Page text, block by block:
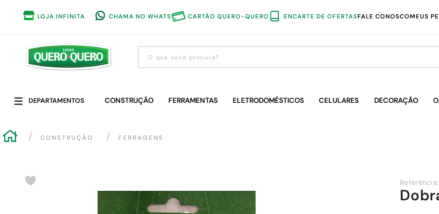
LOJA INFINITA CHAMA NO WHATS CARTÃO QUERO-QUERO ENCARTE DE OFERTASFALE CONOSCOMEUS
O que você procura?
DEPARTAMENTOS CONSTRUÇÃO FERRAMENTAS ELETRODOMÉSTICOS CELULARES DECORAÇÃO
CONSTRUÇÃO FERRAGENS
Referência:
1º
guarda roupa
3º piso cerâmica
6º forro pvc